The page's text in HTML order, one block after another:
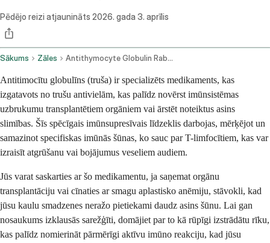
Pēdējo reizi atjaunināts 2026. gada 3. aprīlis
Sākums Zāles Antithymocyte Globulin Rabbit Intravenous Route
Antitimocītu globulīns (truša) ir specializēts medikaments, kas
izgatavots no trušu antivielām, kas palīdz novērst imūnsistēmas
uzbrukumu transplantētiem orgāniem vai ārstēt noteiktus asins
slimības. Šīs spēcīgais imūnsupresīvais līdzeklis darbojas, mērķējot un
samazinot specifiskas imūnās šūnas, ko sauc par T-limfocītiem, kas var
izraisīt atgrūšanu vai bojājumus veseliem audiem.
Jūs varat saskarties ar šo medikamentu, ja saņemat orgānu
transplantāciju vai cīnaties ar smagu aplastisko anēmiju, stāvokli, kad
jūsu kaulu smadzenes neražo pietiekami daudz asins šūnu. Lai gan
nosaukums izklausās sarežģīti, domājiet par to kā rūpīgi izstrādātu rīku,
kas palīdz nomierināt pārmērīgi aktīvu imūno reakciju, kad jūsu